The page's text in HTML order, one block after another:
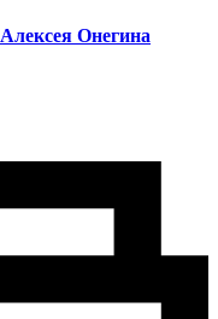
Алексея Онегина